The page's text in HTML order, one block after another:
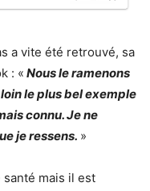
a vite été retrouvé, sa
: « Nous le ramenons
le plus bel exemple
connu. Je ne
je ressens. »
mais il est